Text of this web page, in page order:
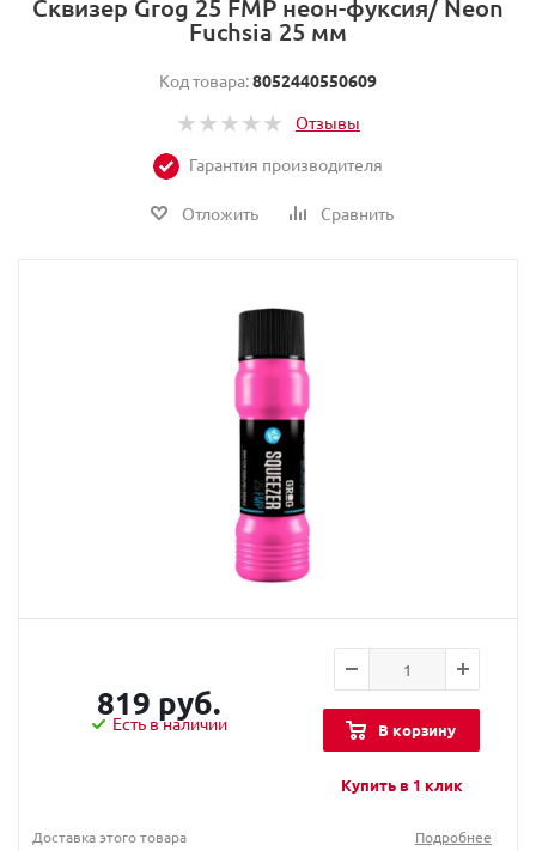
Сквизер Grog 25 FMP неон-фуксия/ Neon
Fuchsia 25 мм
Код товара:8052440550609
Отзывы
Гарантия производителя
Отложить Сравнить
819 руб.
Есть в наличии В корзину
Купить в 1 клик
Доставка этого товара
Подробнее